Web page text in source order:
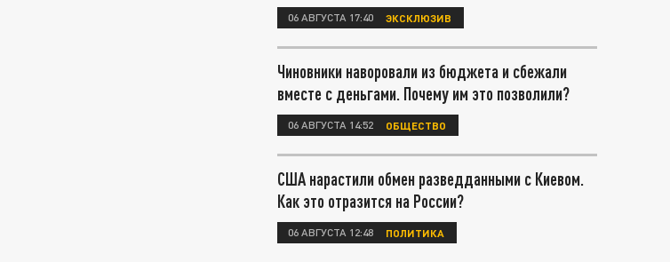
06 АВГУСТА 17:40 ЭКСКЛЮЗИВ
Чиновники наворовали из бюджета и сбежали
вместе с деньгами. Почему им это позволили?
06 АВГУСТА 14:52 ОБЩЕСТВО
США нарастили обмен разведданными с Киевом.
Как это отразится на России?
06 АВГУСТА 12:48 ПОЛИТИКА